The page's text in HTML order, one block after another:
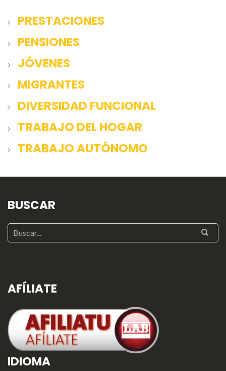
PRESTACIONES
PENSIONES
JÓVENES
MIGRANTES
DIVERSIDAD FUNCIONAL
TRABAJO DEL HOGAR
TRABAJO AUTÓNOMO
BUSCAR
AFÍLIATE
IDIOMA